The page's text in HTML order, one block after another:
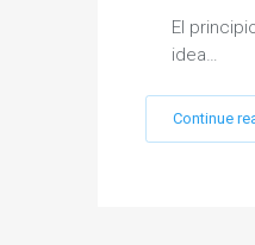
El
idea…
Continue